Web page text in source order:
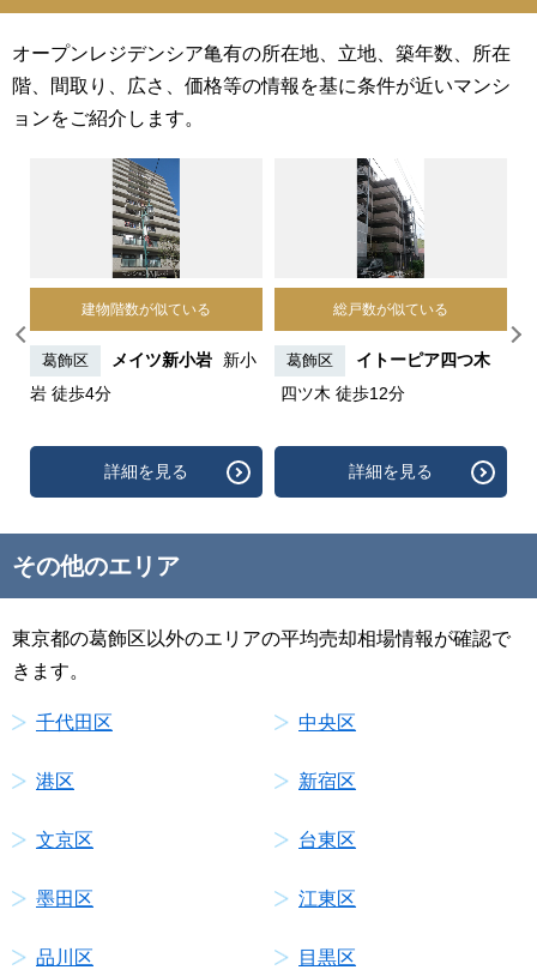
オープンレジデンシア亀有の所在地、立地、築年数、所在
階、間取り、広さ、価格等の情報を基に条件が近いマンシ
ョンをご紹介します。
建物階数が似ている
葛飾区 メイツ新小岩
新小
岩 徒歩4分
詳細を見る
総戸数が似ている
葛飾区
イトーピア四つ木
四ツ木 徒歩12分
詳細を見る
その他のエリア
東京都の葛飾区以外のエリアの平均売却相場情報が確認で
きます。
千代田区 中央区
港区 新宿区
文京区 台東区
墨田区 江東区
品川区 目黒区